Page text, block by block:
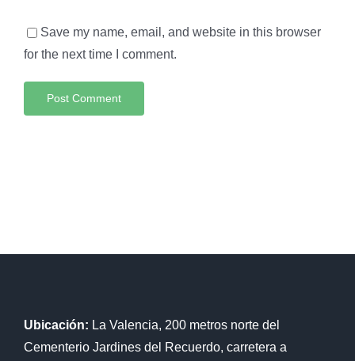
Save my name, email, and website in this browser
for the next time I comment.
Ubicación: La Valencia, 200 metros norte del
Cementerio Jardines del Recuerdo, carretera a